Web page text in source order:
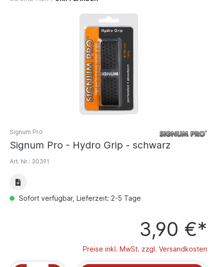
Signum Pro - Hydro Grip - schwarz
Signum Pro
Art. Nr.: 30391
Sofort verfügbar, Lieferzeit: 2-5 Tage
3,90 €*
Preise inkl. MwSt. zzgl. Versandkosten